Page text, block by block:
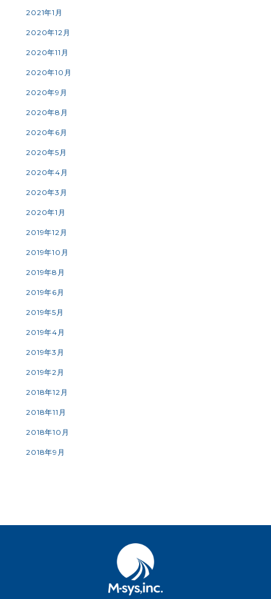
2021年1月
2020年12月
2020年11月
2020年10月
2020年9月
2020年8月
2020年6月
2020年5月
2020年4月
2020年3月
2020年1月
2019年12月
2019年10月
2019年8月
2019年6月
2019年5月
2019年4月
2019年3月
2019年2月
2018年12月
2018年11月
2018年10月
2018年9月